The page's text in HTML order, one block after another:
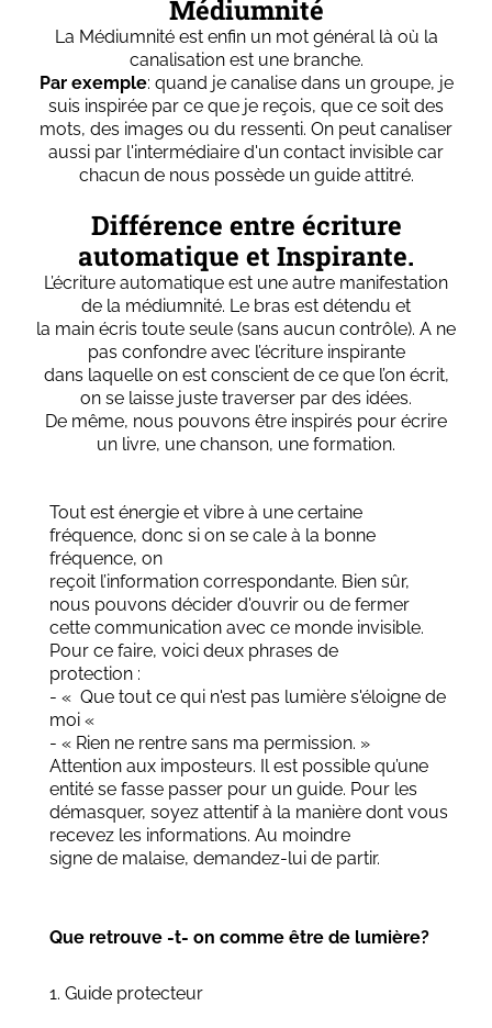
Médiumnité
La Médiumnité est enfin un mot général là où la
canalisation est une branche.
Par exemple: quand je canalise dans un groupe, je
suis inspirée par ce que je reçois, que ce soit des
mots, des images ou du ressenti. On peut canaliser
aussi par l'intermédiaire d'un contact invisible car
chacun de nous possède un guide attitré.
Différence entre écriture
automatique et Inspirante.
L’écriture automatique est une autre manifestation
de la médiumnité. Le bras est détendu et
la main écris toute seule (sans aucun contrôle). A ne
pas confondre avec l’écriture inspirante
dans laquelle on est conscient de ce que l’on écrit,
on se laisse juste traverser par des idées.
De même, nous pouvons être inspirés pour écrire
un livre, une chanson, une formation.
Tout est énergie et vibre à une certaine
fréquence, donc si on se cale à la bonne
fréquence, on
reçoit l’information correspondante. Bien sûr,
nous pouvons décider d'ouvrir ou de fermer
cette communication avec ce monde invisible.
Pour ce faire, voici deux phrases de
protection :
- « Que tout ce qui n'est pas lumière s'éloigne de
moi «
- « Rien ne rentre sans ma permission. »
Attention aux imposteurs. Il est possible qu’une
entité se fasse passer pour un guide. Pour les
démasquer, soyez attentif à la manière dont vous
recevez les informations. Au moindre
signe de malaise, demandez-lui de partir.
Que retrouve -t- on comme être de lumière?
1. Guide protecteur